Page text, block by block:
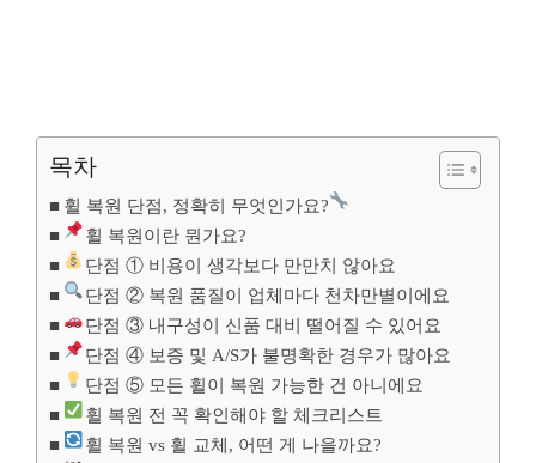
목차
휠 복원 단점, 정확히 무엇인가요?
휠 복원이란 뭔가요?
단점 ① 비용이 생각보다 만만치 않아요
단점 ② 복원 품질이 업체마다 천차만별이에요
단점 ③ 내구성이 신품 대비 떨어질 수 있어요
단점 ④ 보증 및 A/S가 불명확한 경우가 많아요
단점 ⑤ 모든 휠이 복원 가능한 건 아니에요
휠 복원 전 꼭 확인해야 할 체크리스트
휠 복원 vs 휠 교체, 어떤 게 나을까요?